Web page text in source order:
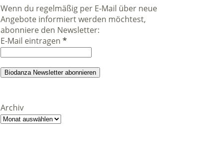
Wenn du regelmäßig per E-Mail über neue
Angebote informiert werden möchtest,
abonniere den Newsletter:
E-Mail eintragen *
Archiv